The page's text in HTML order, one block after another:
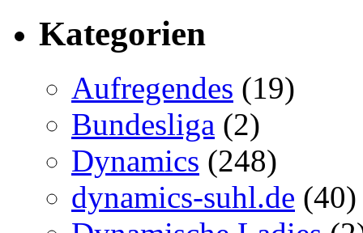
Kategorien
Aufregendes (19)
Bundesliga (2)
Dynamics (248)
dynamics-suhl.de (40)